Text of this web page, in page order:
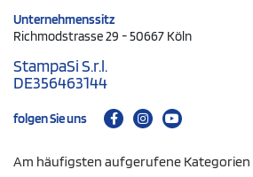
Unternehmenssitz
Richmodstrasse 29 - 50667 Köln
StampaSi S.r.l.
DE356463144
folgen Sie uns
Am häufigsten aufgerufene Kategorien